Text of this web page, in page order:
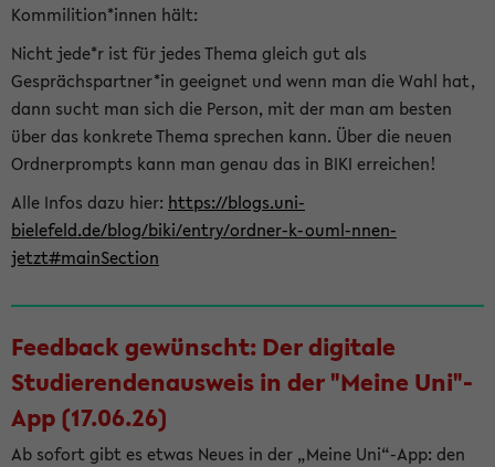
Kommilition*innen hält:
Nicht jede*r ist für jedes Thema gleich gut als
Gesprächspartner*in geeignet und wenn man die Wahl hat,
dann sucht man sich die Person, mit der man am besten
über das konkrete Thema sprechen kann. Über die neuen
Ordnerprompts kann man genau das in BIKI erreichen!
Alle Infos dazu hier: https://blogs.uni-
bielefeld.de/blog/biki/entry/ordner-k-ouml-nnen-
jetzt#mainSection
Feedback gewünscht: Der digitale
Studierendenausweis in der "Meine Uni"-
App (17.06.26)
Ab sofort gibt es etwas Neues in der „Meine Uni“-App: den